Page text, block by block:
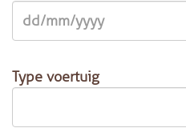
Type voertuig